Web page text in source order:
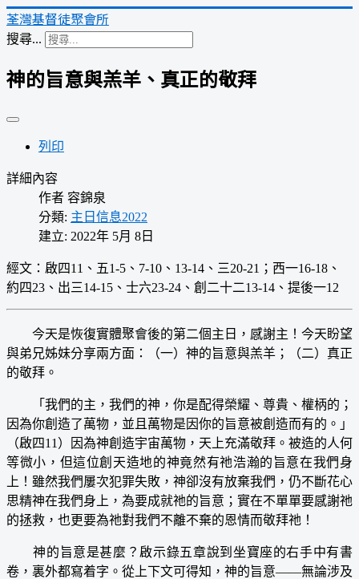
荃灣基督徒聚會所
搜尋...
神的旨意與羔羊、真正的敬拜
列印
詳細內容
作者 容錦泉
分類: 主日信息2022
建立: 2022年 5月 8日
經文：啟四11、五1-5、7-10、13-14、三20-21；西一16-18、
約四23、出三14-15、士六23-24、創二十二13-14、提後一12
今天是恢復實體聚會後的第二個主日，感謝主！今天盼望
與弟兄姊妹分享兩方面：（一）神的旨意與羔羊；（二）真正
的敬拜。
「我們的主，我們的神，你是配得榮耀、尊貴、權柄的；
因為你創造了萬物，並且萬物是因你的旨意被創造而有的。」
（啟四11）因為神創造宇宙萬物，天上充滿敬拜。被造的人何
等微小，但這位創天造地的神竟然有祂浩瀚的旨意在我們身
上！雖然我們屢次犯罪失敗，神卻沒有放棄我們，仍不斷花心
思精神在我們身上，為要成就祂的旨意；實在不單單要感謝祂
的拯救，也更要為祂對我們不離不棄的恩情而敬拜祂！
神的旨意是甚麼？啟示錄五章說到坐寶座的右手中有書
卷，裏外都寫着字。從上下文可得知，神的旨意——無論涉及